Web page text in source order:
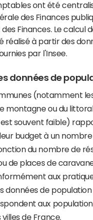
ont été
des Finances
des Finances. Le calcul
réalisé à partir des
par l'Insee.
données de
(notamment
montagne ou du
souvent faible)
budget à un
du nombre de
de places de
aux
données de
aux
de France.